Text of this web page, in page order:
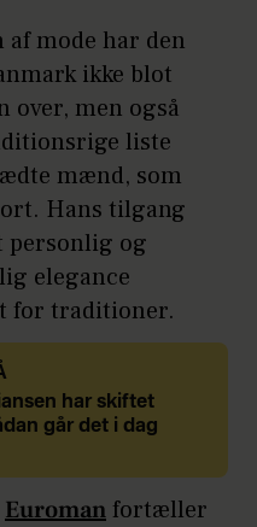
af mode har den
ikke blot
over, men også
liste
mænd, som
Hans tilgang
og
elegance
for traditioner.
har skiftet
går det i dag
Euroman fortæller